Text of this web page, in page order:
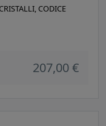
CODICE
207,00 €